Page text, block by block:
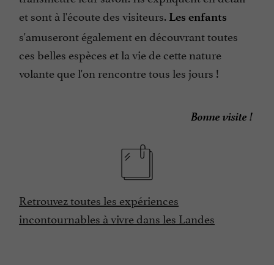
et sont à l'écoute des visiteurs. Les enfants
s'amuseront également en découvrant toutes
ces belles espèces et la vie de cette nature
volante que l'on rencontre tous les jours !
Bonne visite !
Retrouvez toutes les expériences
incontournables à vivre dans les Landes